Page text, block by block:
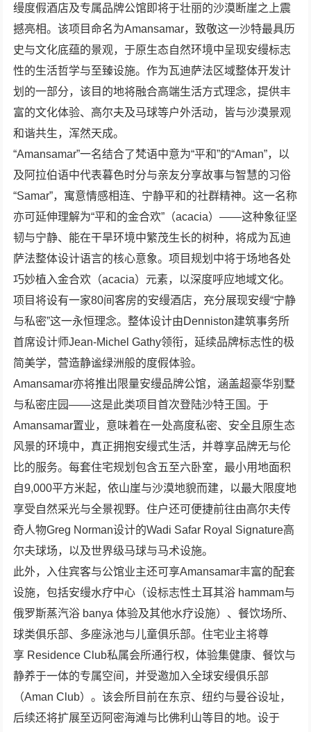
缦度假酒店及专属品牌公馆即将于壮丽的沙漠断崖之上震
撼亮相。该项目命名为Amansamar，致敬这一沙特最具历
史与文化底蕴的景观，于原生态自然环境中呈现安缦标志
性的生活哲学与至臻设施。作为瓦迪萨法区域整体开发计
划的一部分，该目的地将融合高端生活方式理念，提供丰
富的文化体验、高尔夫及马球等户外活动，皆与沙漠景观
和谐共生，浑然天成。
“Amansamar”一名结合了梵语中意为“平和”的“Aman”，以
及阿拉伯语中代表暮色时分与亲友分享故事与智慧的习俗
“Samar”，寓意情感相连、宁静平和的社群精神。这一名称
亦可延伸理解为“平和的金合欢”（acacia）——这种象征坚
韧与宁静、能在干旱环境中繁茂生长的树种，将成为瓦迪
萨法整体设计语言的核心意象。项目规划中将于场地各处
巧妙植入金合欢（acacia）元素，以深度呼应地域文化。
项目将设有一家80间客房的安缦酒店，充分展现安缦“宁静
与私密”这一永恒理念。整体设计由Denniston建筑事务所
首席设计师Jean-Michel Gathy领衔，延续品牌标志性的极
简美学，营造静谧绿洲般的度假体验。
Amansamar亦将推出限量安缦品牌公馆，涵盖超豪华别墅
与私密庄园——这是此类项目首次登陆沙特王国。于
Amansamar置业，意味着在一处高度私密、安全且原生态
风景的环境中，真正拥抱安缦式生活，并尊享品牌无与伦
比的服务。每套住宅规划包含五至六卧室，最小用地面积
自9,000平方米起，依山崖与沙漠地貌而建，以最大限度地
享受自然采光与全景视野。住户还可便捷前往由高尔夫传
奇人物Greg Norman设计的Wadi Safar Royal Signature高
尔夫球场，以及世界级马球与马术设施。
此外，入住宾客与公馆业主还可享Amansamar丰富的配套
设施，包括安缦水疗中心（设标志性土耳其浴 hammam与
俄罗斯蒸汽浴 banya 体验及其他水疗设施）、餐饮场所、
球类俱乐部、多座泳池与儿童俱乐部。住宅业主将尊
享 Residence Club私属会所通行权，体验集健康、餐饮与
静养于一体的专属空间，并受邀加入全球安缦俱乐部
（Aman Club）。该会所目前在东京、纽约与曼谷设址，
后续还将扩展至迈阿密海滩与比佛利山等目的地。设于